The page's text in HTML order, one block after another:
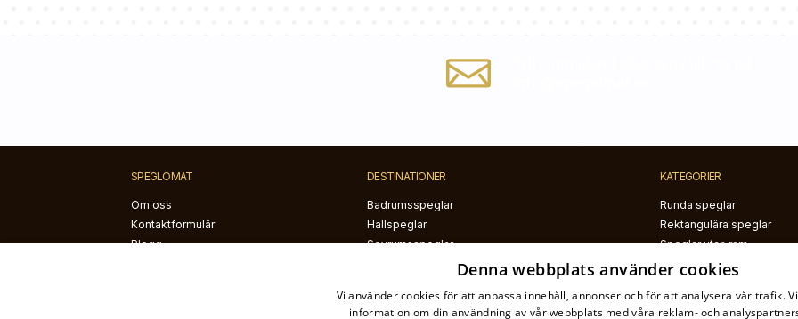
SPEGLOMAT
Om oss
Kontaktformulär
Blogg
DESTINATIONER
Badrumsspeglar
Hallspeglar
Sovrumsspeglar
Speglar till vardagsrummet
KATEGORIER
Runda speglar
Rektangulära speglar
Speglar utan ram
Speglar med svart ram
Speglar med LED
Denna webbplats använder cookies
Vi använder cookies för att anpassa innehåll, annonser och för att analysera vår trafik.
information om din användning av vår webbplats med våra reklam- och